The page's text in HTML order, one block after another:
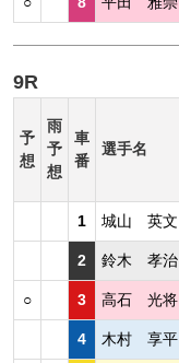
9R
予
想
雨
予
想
車
番
選手名
1 城山 英文
2 鈴木 孝治
○ 3 高石 光将
4 木村 享平